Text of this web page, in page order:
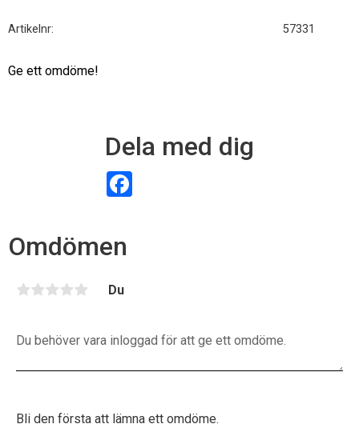
Artikelnr 57331
Ge ett omdöme!
Dela med dig
Omdömen
Du
Bli den första att lämna ett omdöme.